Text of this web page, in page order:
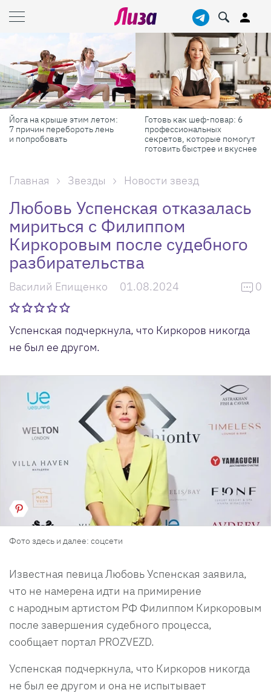
Йога на крыше этим летом:
7 причин перебороть лень
и попробовать
Готовь как шеф-повар: 6
профессиональных
секретов, которые помогут
готовить быстрее и вкуснее
Главная Звезды Новости звезд
Любовь Успенская отказалась
мириться с Филиппом
Киркоровым после судебного
разбирательства
Василий Епищенко 01.08.2024 0
Успенская подчеркнула, что Киркоров никогда
не был ее другом.
Фото здесь и далее: соцсети
Известная певица Любовь Успенская заявила,
что не намерена идти на примирение
с народным артистом РФ Филиппом Киркоровым
после завершения судебного процесса,
сообщает портал PROZVEZD.
Успенская подчеркнула, что Киркоров никогда
не был ее другом и она не испытывает